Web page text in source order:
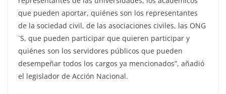
que pueden aportar, quiénes son los representantes
de la sociedad civil, de las asociaciones civiles, las ONG
´S, que pueden participar que quieren participar y
quiénes son los servidores públicos que pueden
desempeñar todos los cargos ya mencionados”, añadió
el legislador de Acción Nacional.